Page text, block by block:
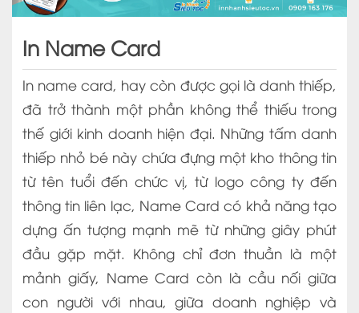
In Name Card
In name card, hay còn được gọi là danh thiếp,
đã trở thành một phần không thể thiếu trong
thế giới kinh doanh hiện đại. Những tấm danh
thiếp nhỏ bé này chứa đựng một kho thông tin
từ tên tuổi đến chức vị, từ logo công ty đến
thông tin liên lạc, Name Card có khả năng tạo
dựng ấn tượng mạnh mẽ từ những giây phút
đầu gặp mặt. Không chỉ đơn thuần là một
mảnh giấy, Name Card còn là cầu nối giữa
con người với nhau, giữa doanh nghiệp và